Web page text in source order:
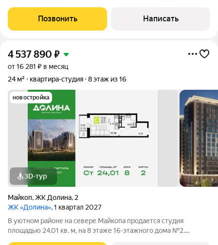
комплексе с развитой инфраструктурой и экологически
чистым районом это именно тот вариант, который
Позвонить Написать
4 537 890 ₽
от 16 281 ₽ в месяц
24 м²
квартира-студия 8 этаж из 16
новостройка
3D-тур
Майкоп,ЖК Долина, 2
ЖК «Долина», 1 квартал 2027
В уютном районе на севере Майкопа продается студия
площадью 24.01 кв. м, на 8 этаже 16-этажного дома №2.